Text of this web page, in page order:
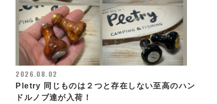
2026.08.02
Pletry 同じものは２つと存在しない至高のハン
ドルノブ達が入荷！